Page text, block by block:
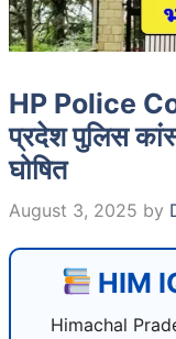
HP Police
प्रदेश पुलिस
घोषित
August 3, 2025 by
HIM
Himachal